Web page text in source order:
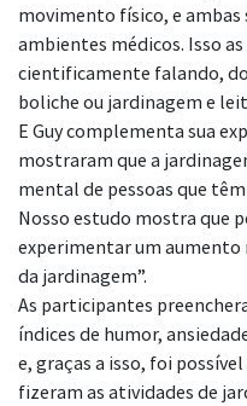
movimento físico, e
ambientes médicos. Isso
cientificamente falando,
boliche ou jardinagem e
E Guy complementa sua
mostraram que a
mental de pessoas que
Nosso estudo mostra que
experimentar um
da jardinagem”.
As participantes
índices de humor,
e, graças a isso, foi
fizeram as atividades de